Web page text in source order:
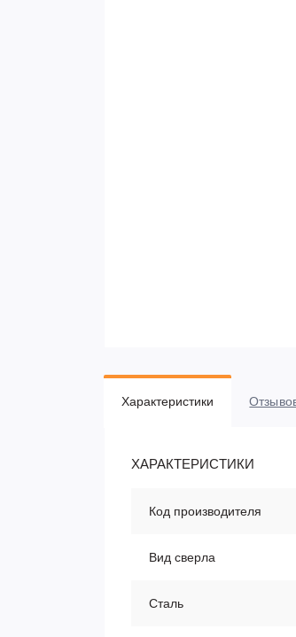
Характеристики
ХАРАКТЕРИСТИКИ
Код производителя
Вид сверла
Сталь